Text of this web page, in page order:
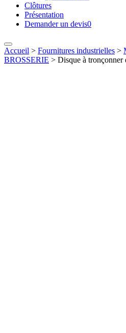
Clôtures
Présentation
Demander un devis0
Accueil > Fournitures industrielles >
BROSSERIE > Disque à tronçonner